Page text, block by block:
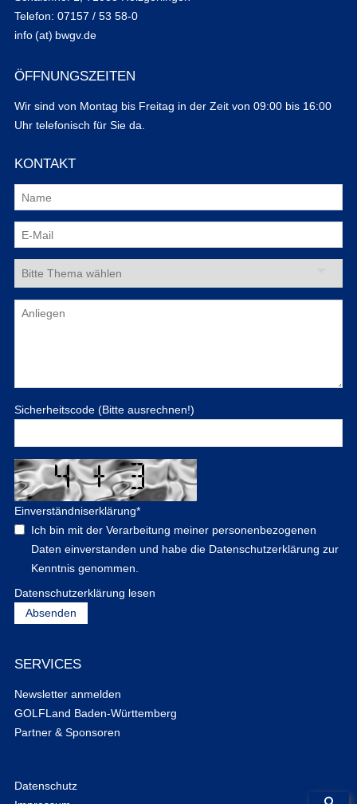
Telefon: 07157 / 53 58-0
info (at) bwgv.de
ÖFFNUNGSZEITEN
Wir sind von Montag bis Freitag in der Zeit von 09:00 bis 16:00
Uhr telefonisch für Sie da.
KONTAKT
Sicherheitscode (Bitte ausrechnen!)
Einverständniserklärung*
Ich bin mit der Verarbeitung meiner personenbezogenen
Daten einverstanden und habe die Datenschutzerklärung zur
Kenntnis genommen.
Datenschutzerklärung lesen
SERVICES
Newsletter anmelden
GOLFLand Baden-Württemberg
Partner & Sponsoren
Datenschutz